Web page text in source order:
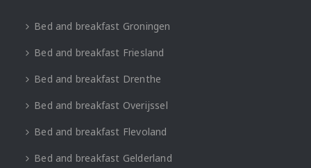
Bed and breakfast Groningen
Bed and breakfast Friesland
Bed and breakfast Drenthe
Bed and breakfast Overijssel
Bed and breakfast Flevoland
Bed and breakfast Gelderland